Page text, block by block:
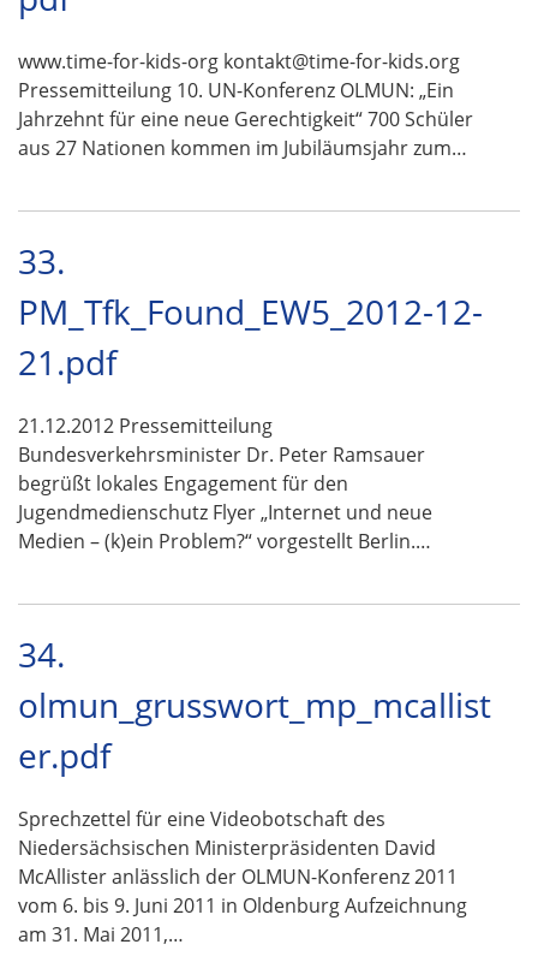
www.time-for-kids-org kontakt@time-for-kids.org
Pressemitteilung 10. UN-Konferenz OLMUN: „Ein
Jahrzehnt für eine neue Gerechtigkeit“ 700 Schüler
aus 27 Nationen kommen im Jubiläumsjahr zum…
33.
PM_Tfk_Found_EW5_2012-12-
21.pdf
21.12.2012 Pressemitteilung
Bundesverkehrsminister Dr. Peter Ramsauer
begrüßt lokales Engagement für den
Jugendmedienschutz Flyer „Internet und neue
Medien – (k)ein Problem?“ vorgestellt Berlin.…
34.
olmun_grusswort_mp_mcallist
er.pdf
Sprechzettel für eine Videobotschaft des
Niedersächsischen Ministerpräsidenten David
McAllister anlässlich der OLMUN-Konferenz 2011
vom 6. bis 9. Juni 2011 in Oldenburg Aufzeichnung
am 31. Mai 2011,…